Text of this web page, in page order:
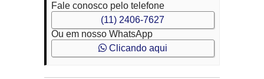
Fale conosco pelo telefone
(11) 2406-7627
Ou em nosso WhatsApp
Clicando aqui